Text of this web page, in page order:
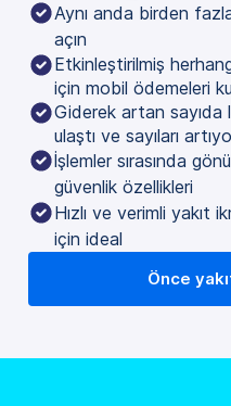
Aynı anda birden
açın
Etkinleştirilmiş
için mobil ödemeleri
Giderek artan
ulaştı ve sayıları
İşlemler sırasında
güvenlik özellikleri
Hızlı ve verimli yakıt
için ideal
Önce